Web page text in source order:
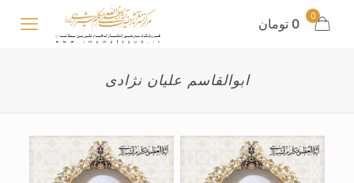
0 0 تومان
ابوالقاسم علیان نژادی